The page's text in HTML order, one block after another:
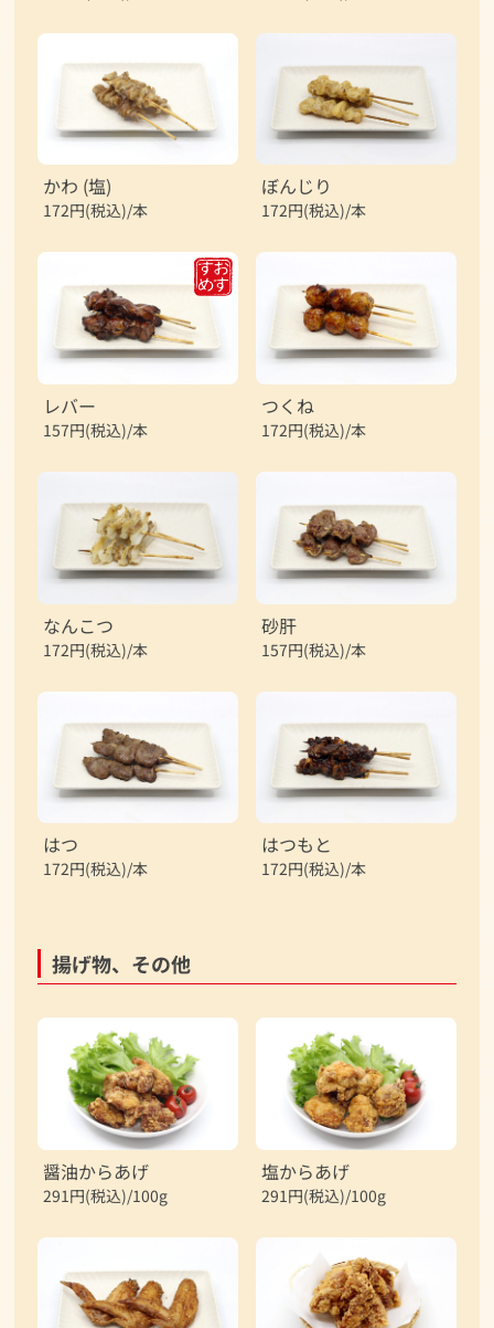
かわ (塩)
172円(税込)/本
ぼんじり
172円(税込)/本
レバー
157円(税込)/本
つくね
172円(税込)/本
なんこつ
172円(税込)/本
砂肝
157円(税込)/本
はつ
172円(税込)/本
はつもと
172円(税込)/本
揚げ物、その他
醤油からあげ
291円(税込)/100g
塩からあげ
291円(税込)/100g